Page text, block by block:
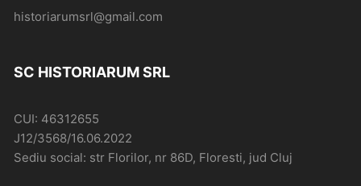
historiarumsrl@gmail.com
SC HISTORIARUM SRL
CUI: 46312655
J12/3568/16.06.2022
Sediu social: str Florilor, nr 86D, Floresti, jud Cluj